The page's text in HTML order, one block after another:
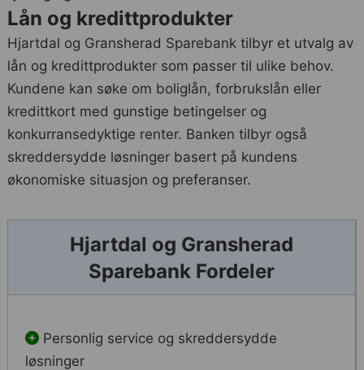
Lån og kredittprodukter
Hjartdal og Gransherad Sparebank tilbyr et utvalg av
lån og kredittprodukter som passer til ulike behov.
Kundene kan søke om boliglån, forbrukslån eller
kredittkort med gunstige betingelser og
konkurransedyktige renter. Banken tilbyr også
skreddersydde løsninger basert på kundens
økonomiske situasjon og preferanser.
Hjartdal og Gransherad
Sparebank Fordeler
Personlig service og skreddersydde
løsninger